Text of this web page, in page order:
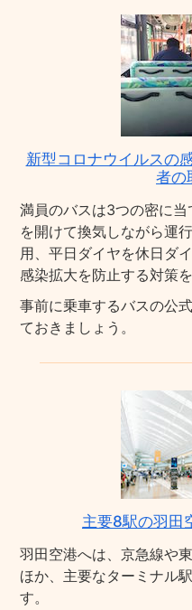
新型コロナウイルスの
者の
満員のバスは3つの密に
を開けて換気しながら運
用、平日ダイヤを休日ダ
感染拡大を防止する対策
事前に乗車するバスの公
ておきましょう。
主要8駅の羽田
羽田空港へは、京急線や
ほか、主要なターミナル
す。